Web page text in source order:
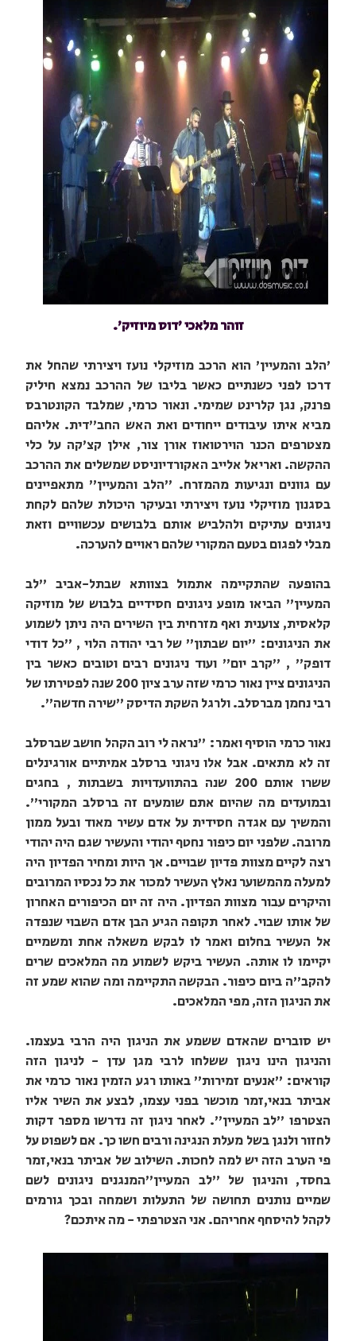
זוהר מלאכי 'דוס מיוזיק'.
'הלב והמעיין' הוא הרכב מוזיקלי נועז ויצירתי שהחל את
דרכו לפני כשנתיים כאשר בליבו של ההרכב נמצא חיליק
פרנק, נגן קלרינט שמימי. ונאור כרמי, שמלבד הקונטרבס
מביא איתו עיבודים ייחודים ואת האש החב"דית. אליהם
מצטרפים הכנר הוירטואוז אורן צור, אילן קצ'קה על כלי
ההקשה. ואריאל אלייב האקורדיוניסט שמשלים את ההרכב
עם גוונים ונגיעות מהמזרח. "הלב והמעיין" מתאפיינים
בסגנון מוזיקלי נועז ויצירתי ובעיקר היכולת שלהם לקחת
ניגונים עתיקים ולהלביש אותם בלבושים עכשוויים וזאת
מבלי לפגום בטעם המקורי שלהם ראויים להערכה.
בהופעה שהתקיימה אתמול בצוותא שבתל-אביב "לב
המעיין" הביאו מופע ניגונים חסידיים בלבוש של מוזיקה
קלאסית, צוענית ואף מזרחית בין השירים היה ניתן לשמוע
את הניגונים: "יום שבתון" של רבי יהודה הלוי , "כל דודי
דופק" , "קרב יום" ועוד ניגונים רבים וטובים כאשר בין
הניגונים ציין נאור כרמי שזה ערב ציון 200 שנה לפטירתו של
רבי נחמן מברסלב. ולרגל השקת הדיסק "שירה חדשה".
נאור כרמי הוסיף ואמר: "נראה לי רוב הקהל חושב שברסלב
זה לא מתאים. אבל אלו ניגוני ברסלב אמיתיים אורגינלים
ששרו אותם 200 שנה בהתוועדויות בשבתות , בחגים
ובמועדים מה שהיום אתם שומעים זה ברסלב המקורי".
והמשיך עם אגדה חסידית על אדם עשיר מאוד ובעל ממון
מרובה. שלפני יום כיפור נחטף יהודי והעשיר שגם היה יהודי
רצה לקיים מצוות פדיון שבויים. אך היות ומחיר הפדיון היה
למעלה מהמשוער נאלץ העשיר למכור את כל נכסיו המרובים
והיקרים עבור מצוות הפדיון. היה זה יום הכיפורים האחרון
של אותו שבוי. לאחר תקופה הגיע הבן אדם השבוי שנפדה
אל העשיר בחלום ואמר לו לבקש משאלה אחת ומשמיים
יקיימו לו אותה. העשיר ביקש לשמוע מה המלאכים שרים
להקב"ה ביום כיפור. הבקשה התקיימה ומה שהוא שמע זה
את הניגון הזה, מפי המלאכים.
יש סוברים שהאדם ששמע את הניגון היה הרבי בעצמו.
והניגון הינו ניגון ששלחו לרבי מגן עדן - לניגון הזה
קוראים: "אנעים זמירות" באותו רגע הזמין נאור כרמי את
אביתר בנאי,זמר מוכשר בפני עצמו, לבצע את השיר אליו
הצטרפו "לב המעיין". לאחר ניגון זה נדרשו מספר דקות
לחזור ולנגן בשל מעלת הנגינה ורבים חשו כך. אם לשפוט על
פי הערב הזה יש למה לחכות. השילוב של אביתר בנאי,זמר
בחסד, והניגון של "לב המעיין"המנגנים ניגונים לשם
שמיים נותנים תחושה של התעלות ושמחה ובכך גורמים
לקהל להיסחף אחריהם. אני הצטרפתי - מה איתכם?